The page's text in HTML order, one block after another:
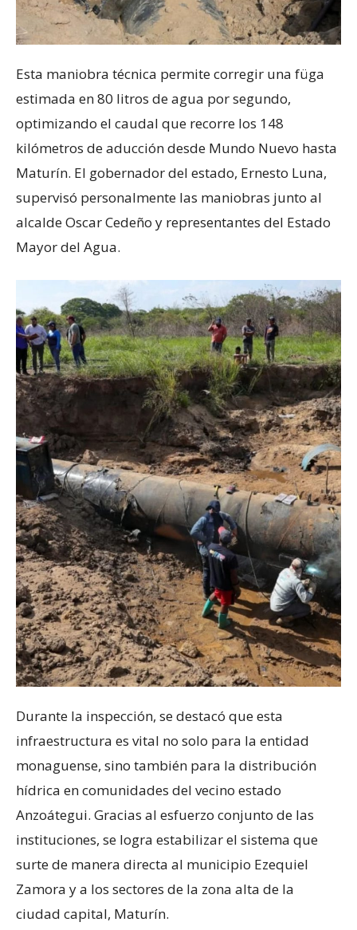
Esta maniobra técnica permite corregir una füga
estimada en 80 litros de agua por segundo,
optimizando el caudal que recorre los 148
kilómetros de aducción desde Mundo Nuevo hasta
Maturín. El gobernador del estado, Ernesto Luna,
supervisó personalmente las maniobras junto al
alcalde Oscar Cedeño y representantes del Estado
Mayor del Agua.
Durante la inspección, se destacó que esta
infraestructura es vital no solo para la entidad
monaguense, sino también para la distribución
hídrica en comunidades del vecino estado
Anzoátegui. Gracias al esfuerzo conjunto de las
instituciones, se logra estabilizar el sistema que
surte de manera directa al municipio Ezequiel
Zamora y a los sectores de la zona alta de la
ciudad capital, Maturín.